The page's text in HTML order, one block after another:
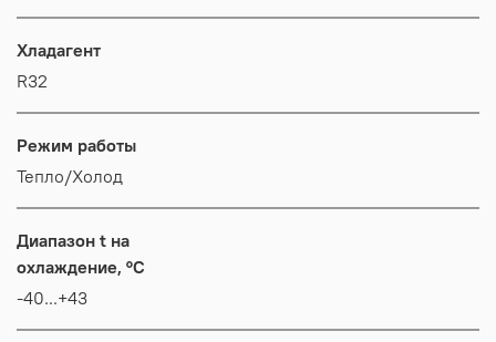
Хладагент
R32
Режим работы
Тепло/Холод
Диапазон t на
охлаждение, °C
-40...+43